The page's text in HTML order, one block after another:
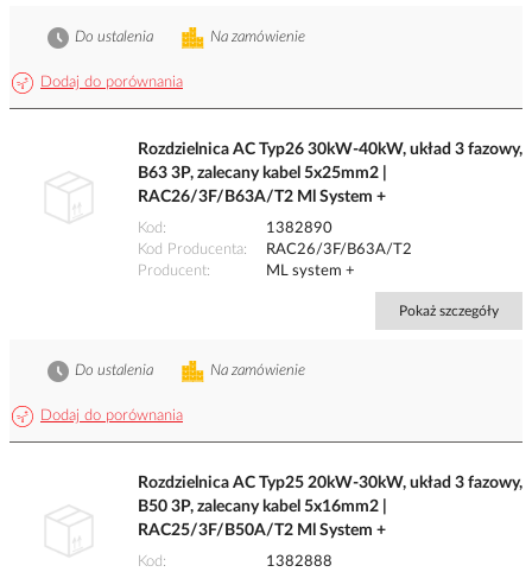
Dodaj do porównania
Na zamówienie
Do ustalenia
Rozdzielnica AC Typ26 30kW-40kW, układ 3 fazowy,
B63 3P, zalecany kabel 5x25mm2 |
RAC26/3F/B63A/T2 Ml System +
Kod
1382890
Kod Producenta
RAC26/3F/B63A/T2
Producent
ML system +
Pokaż szczegóły
Dodaj do porównania
Na zamówienie
Do ustalenia
Rozdzielnica AC Typ25 20kW-30kW, układ 3 fazowy,
B50 3P, zalecany kabel 5x16mm2 |
RAC25/3F/B50A/T2 Ml System +
Kod
1382888